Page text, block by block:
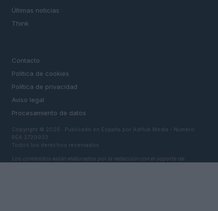
Últimas noticias
Think
Contacto
Politica de cookies
Política de privacidad
Aviso legal
Procesamiento de datos
Copyright © 2026 · Publicado en España por AdHub Media - Numero
REA 2729933
Todos los derechos reservados
Los contenidos están elaborados por la redacción con el soporte de